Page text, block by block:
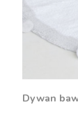
Dywan